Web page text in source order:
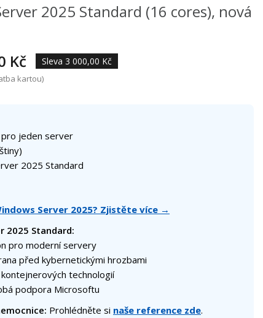
2025 Standard (16 cores), nová
Kč Sleva 3 000,00 Kč
kartou)
pro jeden server
2025 Standard
Server 2025? Zjistěte více →
2025 Standard:
pro moderní servery
před kybernetickými hrozbami
technologií
podpora Microsoftu
Prohlédněte si naše reference zde.